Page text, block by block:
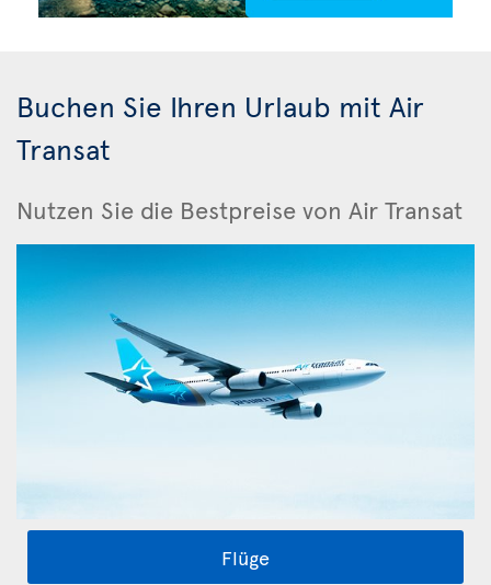
Buchen Sie Ihren Urlaub mit Air
Transat
Nutzen Sie die Bestpreise von Air Transat
Flüge